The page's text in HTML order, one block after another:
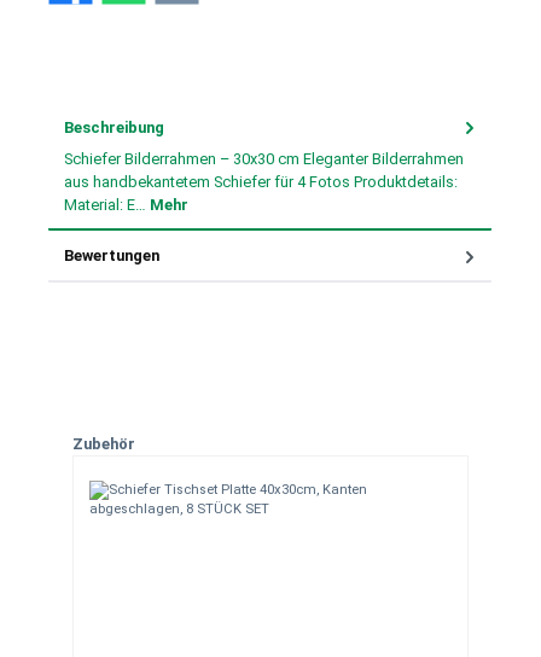
Beschreibung
Schiefer Bilderrahmen – 30x30 cm Eleganter Bilderrahmen
aus handbekantetem Schiefer für 4 Fotos Produktdetails:
Material: E… Mehr
Bewertungen
Produktgalerie überspringen
Zubehör